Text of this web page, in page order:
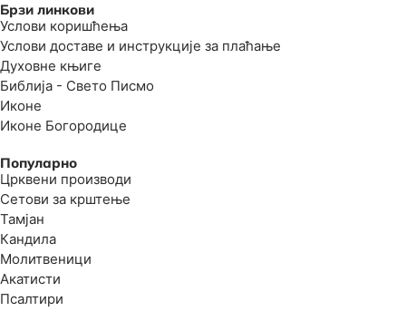
Брзи линкови
Услови коришћења
Услови доставе и инструкције за плаћање
Духовне књиге
Библија - Свето Писмо
Иконе
Иконе Богородице
Популарно
Црквени производи
Сетови за крштење
Тамјан
Кандила
Молитвеници
Акатисти
Псалтири